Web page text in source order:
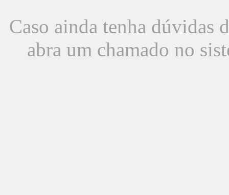
Caso ainda tenha dúvidas
abra um chamado no